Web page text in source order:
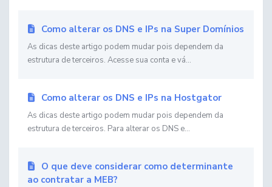
Como alterar os DNS e IPs na Super Domínios
As dicas deste artigo podem mudar pois dependem da
estrutura de terceiros. Acesse sua conta e vá...
Como alterar os DNS e IPs na Hostgator
As dicas deste artigo podem mudar pois dependem da
estrutura de terceiros. Para alterar os DNS e...
O que deve considerar como determinante
ao contratar a MEB?